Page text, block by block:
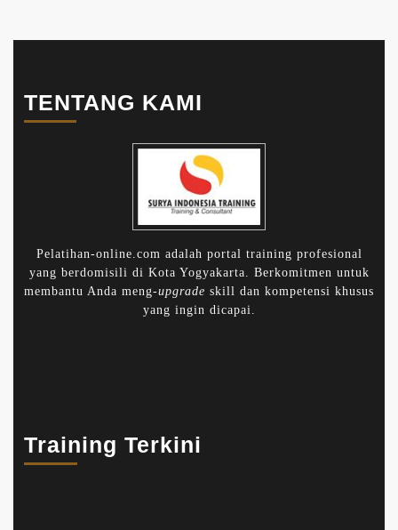
TENTANG KAMI
Pelatihan-online.com adalah portal training profesional
yang berdomisili di Kota Yogyakarta. Berkomitmen untuk
membantu Anda meng-upgrade skill dan kompetensi khusus
yang ingin dicapai.
Training Terkini